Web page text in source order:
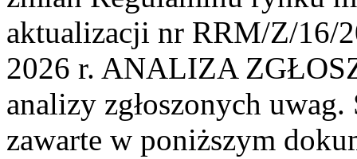
aktualizacji nr RRM/Z/16/
2026 r. ANALIZA
analizy zgłoszonych
zawarte w poniższym